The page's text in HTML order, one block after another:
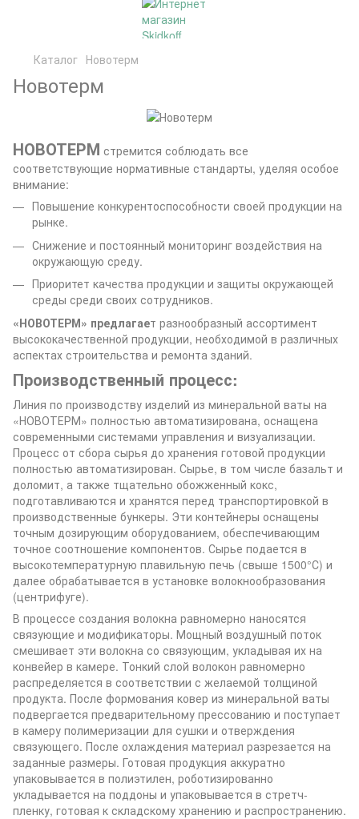
Каталог Новотерм
Новотерм
НОВОТЕРМ стремится соблюдать все
соответствующие нормативные стандарты, уделяя особое
внимание:
Повышение конкурентоспособности своей продукции на
рынке.
Снижение и постоянный мониторинг воздействия на
окружающую среду.
Приоритет качества продукции и защиты окружающей
среды среди своих сотрудников.
«НОВОТЕРМ» предлагает разнообразный ассортимент
высококачественной продукции, необходимой в различных
аспектах строительства и ремонта зданий.
Производственный процесс:
Линия по производству изделий из минеральной ваты на
«НОВОТЕРМ» полностью автоматизирована, оснащена
современными системами управления и визуализации.
Процесс от сбора сырья до хранения готовой продукции
полностью автоматизирован. Сырье, в том числе базальт и
доломит, а также тщательно обожженный кокс,
подготавливаются и хранятся перед транспортировкой в
производственные бункеры. Эти контейнеры оснащены
точным дозирующим оборудованием, обеспечивающим
точное соотношение компонентов. Сырье подается в
высокотемпературную плавильную печь (свыше 1500°С) и
далее обрабатывается в установке волокнообразования
(центрифуге).
В процессе создания волокна равномерно наносятся
связующие и модификаторы. Мощный воздушный поток
смешивает эти волокна со связующим, укладывая их на
конвейер в камере. Тонкий слой волокон равномерно
распределяется в соответствии с желаемой толщиной
продукта. После формования ковер из минеральной ваты
подвергается предварительному прессованию и поступает
в камеру полимеризации для сушки и отверждения
связующего. После охлаждения материал разрезается на
заданные размеры. Готовая продукция аккуратно
упаковывается в полиэтилен, роботизированно
укладывается на поддоны и упаковывается в стретч-
пленку, готовая к складскому хранению и распространению.